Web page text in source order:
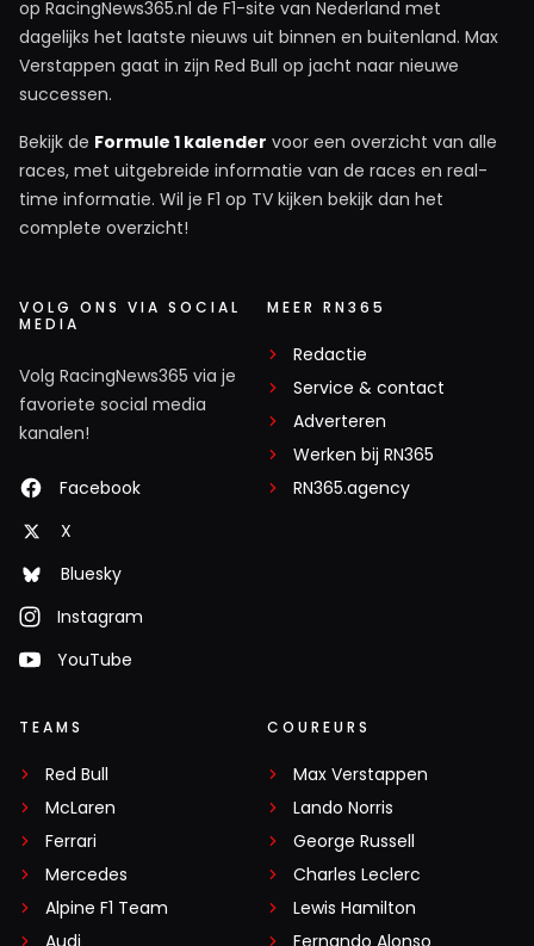
op RacingNews365.nl de F1-site van Nederland met
dagelijks het laatste nieuws uit binnen en buitenland. Max
Verstappen gaat in zijn Red Bull op jacht naar nieuwe
successen.
Bekijk de Formule 1 kalender voor een overzicht van alle
races, met uitgebreide informatie van de races en real-
time informatie. Wil je F1 op TV kijken bekijk dan het
complete overzicht!
VOLG ONS VIA SOCIAL
MEDIA
Volg RacingNews365 via je
favoriete social media
kanalen!
Facebook
X
Bluesky
Instagram
YouTube
MEER RN365
Redactie
Service & contact
Adverteren
Werken bij RN365
RN365.agency
TEAMS
Red Bull
McLaren
Ferrari
Mercedes
Alpine F1 Team
COUREURS
Max Verstappen
Lando Norris
George Russell
Charles Leclerc
Lewis Hamilton